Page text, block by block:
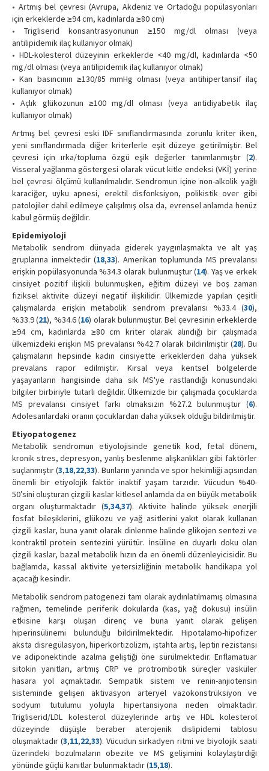
• Artmış bel çevresi (Avrupa, Akdeniz ve Ortadoğu popülasyonları
için erkeklerde ≥94 cm, kadınlarda ≥80 cm)
• Trigliserid konsantrasyonunun ≥150 mg/dl olması (veya
antilipidemik ilaç kullanıyor olmak)
• HDL-kolesterol düzeyinin erkeklerde <40 mg/dl, kadınlarda <50
mg/dl olması (veya antilipidemik ilaç kullanıyor olmak)
• Kan basıncının ≥130/85 mmHg olması (veya antihipertansif ilaç
kullanıyor olmak)
• Açlık glükozunun ≥100 mg/dl olması (veya antidiyabetik ilaç
kullanıyor olmak)
Artmış bel çevresi eski IDF sınıflandırmasında zorunlu kriter iken,
yeni sınıflandırmada diğer kriterlerle eşit düzeye getirilmiştir. Bel
çevresi için ırka/topluma özgü eşik değerler tanımlanmıştır (2).
Visseral yağlanma göstergesi olarak vücut kitle endeksi (VKİ) yerine
bel çevresi ölçümü kullanılmalıdır. Sendromun içine non-alkolik yağlı
karaciğer, uyku apnesi, erektil disfonksiyon, polikistik over gibi
patolojiler dahil edilmeye çalışılmış olsa da, evrensel anlamda henüz
kabul görmüş değildir.
Epidemiyoloji
Metabolik sendrom dünyada giderek yaygınlaşmakta ve alt yaş
gruplarına inmektedir (18,33). Amerikan toplumunda MS prevalansı
erişkin popülasyonunda %34.3 olarak bulunmuştur (14). Yaş ve erkek
cinsiyet pozitif ilişkili bulunmuşken, eğitim düzeyi ve boş zaman
fiziksel aktivite düzeyi negatif ilişkilidir. Ülkemizde yapılan çeşitli
çalışmalarda erişkin metabolik sendrom prevalansı %33.4 (30),
%33.9 (21), %34.6 (16) olarak bulunmuştur. Bel çevresinin erkeklerde
≥94 cm, kadınlarda ≥80 cm kriter olarak alındığı bir çalışmada
ülkemizdeki erişkin MS prevalansı %42.7 olarak bildirilmiştir (28). Bu
çalışmaların hepsinde kadın cinsiyette erkeklerden daha yüksek
prevalans rapor edilmiştir. Kırsal veya kentsel bölgelerde
yaşayanların hangisinde daha sık MS'ye rastlandığı konusundaki
bilgiler birbiriyle tutarlı değildir. Ülkemizde bir çalışmada çocuklarda
MS prevalansı cinsiyet farkı olmaksızın %27.2 bulunmuştur (6).
Adolesanlardaki oranın çocuklardan daha yüksek olduğu bildirilmiştir.
Etiyopatogenez
Metabolik sendromun etiyolojisinde genetik kod, fetal dönem,
kronik stres, depresyon, yanlış beslenme alışkanlıkları gibi faktörler
suçlanmıştır (3,18,22,33). Bunların yanında ve spor hekimliği açısından
önemli bir etiyolojik faktör inaktif yaşam tarzıdır. Vücudun %40-
50’sini oluşturan çizgili kaslar kitlesel anlamda da en büyük metabolik
organı oluşturmaktadır (5,34,37). Aktivite halinde yüksek enerjili
fosfat bileşiklerini, glükozu ve yağ asitlerini yakıt olarak kullanan
çizgili kaslar, buna yanıt olarak dinlenme halinde glikojen sentezi ve
kontraktil protein sentezini yürütür. İnsüline en duyarlı doku olan
çizgili kaslar, bazal metabolik hızın da en önemli düzenleyicisidir. Bu
bağlamda, kassal aktivite yetersizliğinin metabolik handikapa yol
açacağı kesindir.
Metabolik sendrom patogenezi tam olarak aydınlatılmamış olmasına
rağmen, temelinde periferik dokularda (kas, yağ dokusu) insülin
etkisine karşı oluşan direnç ve buna yanıt olarak gelişen
hiperinsülinemi bulunduğu bildirilmektedir. Hipotalamo-hipofizer
aksta disregülasyon, hiperkortizolizm, iştahta artış, leptin rezistansı
ve adiponektinde azalma geliştiği öne sürülmektedir. Enflamatuar
sitokin yanıtları, artmış CRP ve protrombotik süreçler vasküler
hasara yol açmaktadır. Sempatik sistem ve renin-anjiotensin
sisteminde gelişen aktivasyon arteryel vazokonstrüksiyon ve
sodyum tutulumu yoluyla hipertansiyona neden olmaktadır.
Trigliserid/LDL kolesterol düzeylerinde artış ve HDL kolesterol
düzeyinde düşüşle beraber aterojenik dislipidemi tablosu
oluşmaktadır (3,11,22,33). Vücudun sirkadyen ritmi ve biyolojik saati
üzerindeki bozulmaların obezite ve MS gelişimini kolaylaştırdığı
yönünde güçlü kanıtlar bulunmaktadır (15,18).